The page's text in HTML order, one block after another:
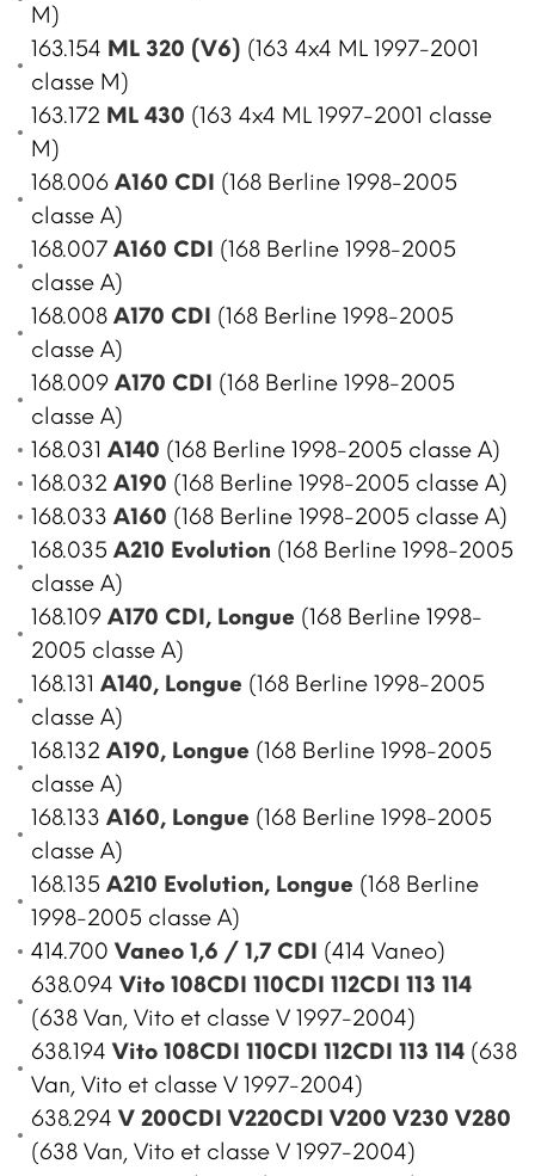
M)
163.154 ML 320 (V6) (163 4x4 ML 1997-2001
classe M)
163.172 ML 430 (163 4x4 ML 1997-2001 classe
M)
168.006 A160 CDI (168 Berline 1998-2005
classe A)
168.007 A160 CDI (168 Berline 1998-2005
classe A)
168.008 A170 CDI (168 Berline 1998-2005
classe A)
168.009 A170 CDI (168 Berline 1998-2005
classe A)
168.031 A140 (168 Berline 1998-2005 classe A)
168.032 A190 (168 Berline 1998-2005 classe A)
168.033 A160 (168 Berline 1998-2005 classe A)
168.035 A210 Evolution (168 Berline 1998-2005
classe A)
168.109 A170 CDI, Longue (168 Berline 1998-
2005 classe A)
168.131 A140, Longue (168 Berline 1998-2005
classe A)
168.132 A190, Longue (168 Berline 1998-2005
classe A)
168.133 A160, Longue (168 Berline 1998-2005
classe A)
168.135 A210 Evolution, Longue (168 Berline
1998-2005 classe A)
414.700 Vaneo 1,6 / 1,7 CDI (414 Vaneo)
638.094 Vito 108CDI 110CDI 112CDI 113 114
(638 Van, Vito et classe V 1997-2004)
638.194 Vito 108CDI 110CDI 112CDI 113 114 (638
Van, Vito et classe V 1997-2004)
638.294 V 200CDI V220CDI V200 V230 V280
(638 Van, Vito et classe V 1997-2004)